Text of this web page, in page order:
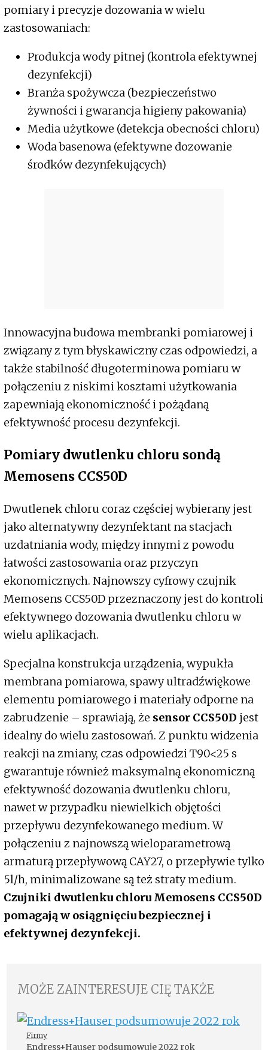
pomiary i precyzje dozowania w wielu
zastosowaniach:
Produkcja wody pitnej (kontrola efektywnej
dezynfekcji)
Branża spożywcza (bezpieczeństwo
żywności i gwarancja higieny pakowania)
Media użytkowe (detekcja obecności chloru)
Woda basenowa (efektywne dozowanie
środków dezynfekujących)
Innowacyjna budowa membranki pomiarowej i
związany z tym błyskawiczny czas odpowiedzi, a
także stabilność długoterminowa pomiaru w
połączeniu z niskimi kosztami użytkowania
zapewniają ekonomiczność i pożądaną
efektywność procesu dezynfekcji.
Pomiary dwutlenku chloru sondą
Memosens CCS50D
Dwutlenek chloru coraz częściej wybierany jest
jako alternatywny dezynfektant na stacjach
uzdatniania wody, między innymi z powodu
łatwości zastosowania oraz przyczyn
ekonomicznych. Najnowszy cyfrowy czujnik
Memosens CCS50D przeznaczony jest do kontroli
efektywnego dozowania dwutlenku chloru w
wielu aplikacjach.
Specjalna konstrukcja urządzenia, wypukła
membrana pomiarowa, spawy ultradźwiękowe
elementu pomiarowego i materiały odporne na
zabrudzenie – sprawiają, że sensor CCS50D jest
idealny do wielu zastosowań. Z punktu widzenia
reakcji na zmiany, czas odpowiedzi T90<25 s
gwarantuje również maksymalną ekonomiczną
efektywność dozowania dwutlenku chloru,
nawet w przypadku niewielkich objętości
przepływu dezynfekowanego medium. W
połączeniu z najnowszą wieloparametrową
armaturą przepływową CAY27, o przepływie tylko
5l/h, minimalizowane są też straty medium.
Czujniki dwutlenku chloru Memosens CCS50D
pomagają w osiągnięciu bezpiecznej i
efektywnej dezynfekcji.
MOŻE ZAINTERESUJE CIĘ TAKŻE
Firmy
Endress+Hauser podsumowuje 2022 rok